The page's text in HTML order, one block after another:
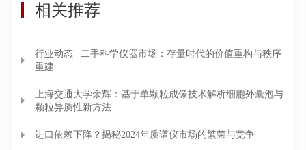
相关推荐
行业动态 | 二手科学仪器市场：存量时代的价值重构与秩序
重建
上海交通大学余辉：基于单颗粒成像技术解析细胞外囊泡与
颗粒异质性新方法
进口依赖下降？揭秘2024年质谱仪市场的繁荣与竞争